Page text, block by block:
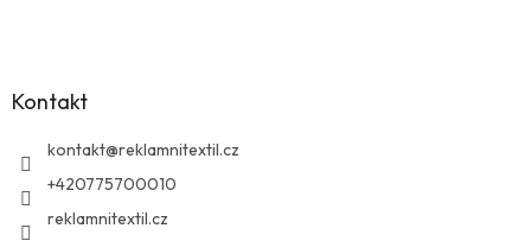
Kontakt
kontakt@reklamnitextil.cz
+420775700010
reklamnitextil.cz